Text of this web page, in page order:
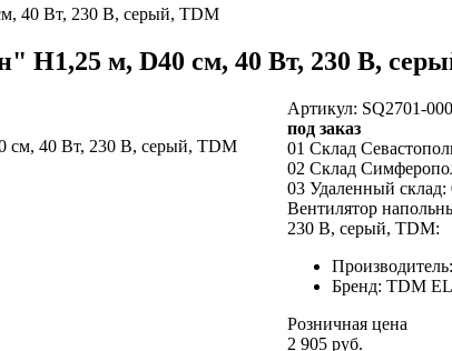
40 Вт, 230 В, серый, TDM
H1,25 м, D40 см, 40 Вт, 230 В,
Артикул: SQ2701-
под заказ
01 Склад
02 Склад
03 Удаленный склад:
Вентилятор
230 В, серый, TDM:
Бренд: TDM
Розничная цена
2 905 руб.